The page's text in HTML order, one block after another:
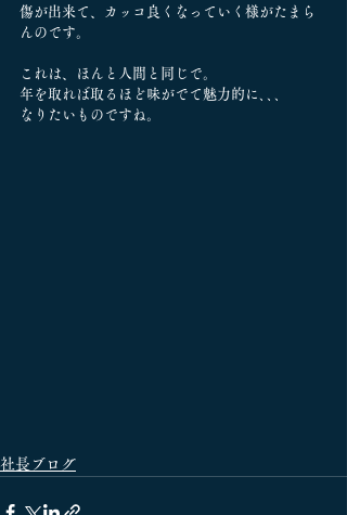
傷が出来て、カッコ良くなっていく様がたまら
んのです。
これは、ほんと人間と同じで。
年を取れば取るほど味がでて魅力的に､､､
なりたいものですね。
社長ブログ